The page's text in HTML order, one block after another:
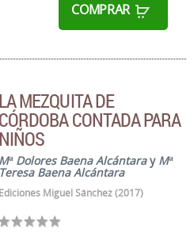
COMPRAR
LA MEZQUITA DE
CÓRDOBA CONTADA PARA
NIÑOS
Mª Dolores Baena Alcántaray Mª
Teresa Baena Alcántara
Ediciones Miguel Sánchez (2017)